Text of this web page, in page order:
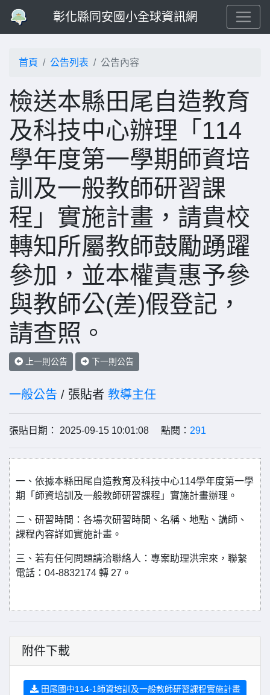
彰化縣同安國小全球資訊網
首頁 公告列表 公告內容
檢送本縣田尾自造教育
及科技中心辦理「114
學年度第一學期師資培
訓及一般教師研習課
程」實施計畫，請貴校
轉知所屬教師鼓勵踴躍
參加，並本權責惠予參
與教師公(差)假登記，
請查照。
上一則公告 下一則公告
一般公告 / 張貼者 教導主任
張貼日期： 2025-09-15 10:01:08 點閱： 291
一、依據本縣田尾自造教育及科技中心114學年度第一學
期「師資培訓及一般教師研習課程」實施計畫辦理。
二、研習時間：各場次研習時間、名稱、地點、講師、
課程內容詳如實施計畫。
三、若有任何問題請洽聯絡人：專案助理洪宗來，聯繫
電話：04-8832174 轉 27。
附件下載
田尾國中114-1師資培訓及一般教師研習課程實施計畫